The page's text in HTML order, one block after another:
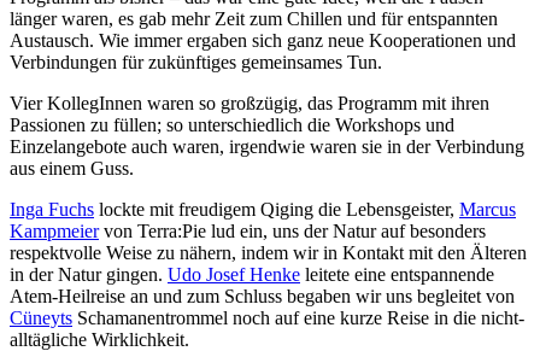
länger waren, es gab mehr Zeit zum Chillen und für entspannten
Austausch. Wie immer ergaben sich ganz neue Kooperationen und
Verbindungen für zukünftiges gemeinsames Tun.
Vier KollegInnen waren so großzügig, das Programm mit ihren
Passionen zu füllen; so unterschiedlich die Workshops und
Einzelangebote auch waren, irgendwie waren sie in der Verbindung
aus einem Guss.
Inga Fuchs lockte mit freudigem Qiging die Lebensgeister, Marcus
Kampmeiervon Terra:Pie lud ein, uns der Natur auf besonders
respektvolle Weise zu nähern, indem wir in Kontakt mit den Älteren
in der Natur gingen. Udo Josef Henke leitete eine entspannende
Atem-Heilreise an und zum Schluss begaben wir uns begleitet von
Cüneyts Schamanentrommel noch auf eine kurze Reise in die nicht-
alltägliche Wirklichkeit.